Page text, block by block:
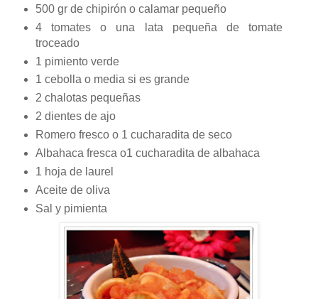
500 gr de chipirón o calamar pequeño
4 tomates o una lata pequeña de tomate
troceado
1 pimiento verde
1 cebolla o media si es grande
2 chalotas pequeñas
2 dientes de ajo
Romero fresco o 1 cucharadita de seco
Albahaca fresca o1 cucharadita de albahaca
1 hoja de laurel
Aceite de oliva
Sal y pimienta